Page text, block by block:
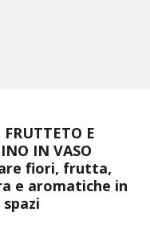
COLTIVAZIONE
UMANI
FRUTTETO E
IN VASO
fiori, frutta,
e aromatiche in